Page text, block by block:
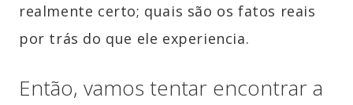
realmente certo; quais são os fatos reais
por trás do que ele experiencia.
Então, vamos tentar encontrar a